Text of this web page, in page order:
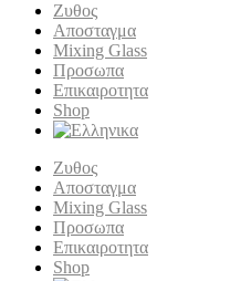
Ζυθος
Αποσταγμα
Mixing Glass
Προσωπα
Επικαιροτητα
Shop
Ζυθος
Αποσταγμα
Mixing Glass
Προσωπα
Επικαιροτητα
Shop